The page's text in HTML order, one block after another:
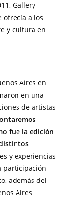
Gallery
ofrecía a los
y cultura en
Aires en
en una
de artistas
fue la edición
y experiencias
participación
además del
Aires.